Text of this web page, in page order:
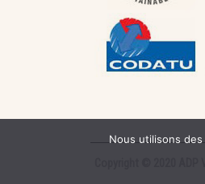
Nous utilisons